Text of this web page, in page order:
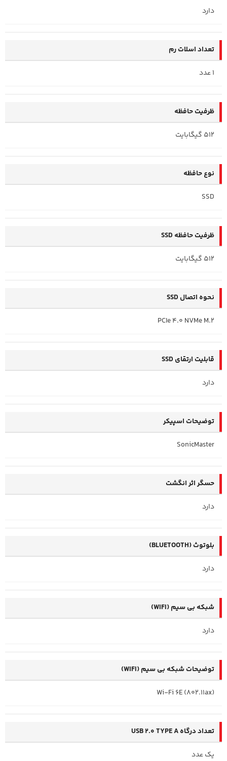
دارد
تعداد اسلات رم
1 عدد
ظرفیت حافظه
512 گیگابایت
نوع حافظه
SSD
ظرفیت حافظه SSD
512 گیگابایت
نحوه اتصال SSD
PCIe 4.0 NVMe M.2
قابلیت ارتقای SSD
دارد
توضیحات اسپیکر
SonicMaster
حسگر اثر انگشت
دارد
بلوتوث (BLUETOOTH)
دارد
شبکه بی سیم (WIFI)
دارد
توضیحات شبکه بی سیم (WIFI)
Wi-Fi 6E (802.11ax)
تعداد درگاه USB 2.0 TYPE A
یک عدد